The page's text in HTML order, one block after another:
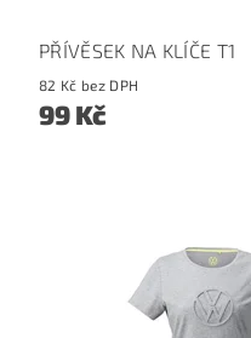
PŘÍVĚSEK NA KLÍČE T1
82 Kč bez DPH
99 Kč